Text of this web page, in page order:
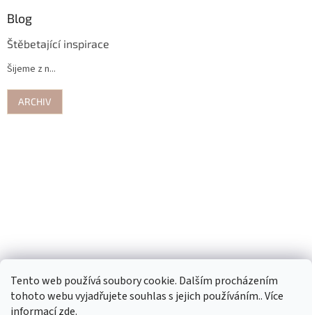
Tento web používá soubory cookie. Dalším procházením
tohoto webu vyjadřujete souhlas s jejich používáním.. Více
informacízde.
Blog
Štěbetající inspirace
Šijeme z n...
ARCHIV